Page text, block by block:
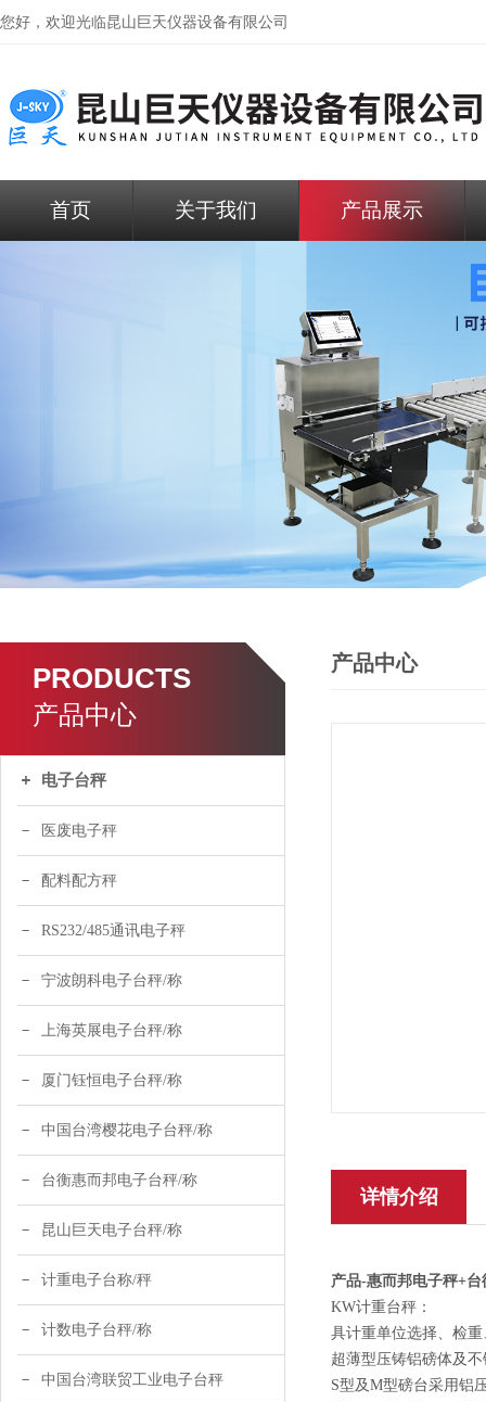
您好，欢迎光临昆山巨天仪器设备有限公司
首页 关于我们 产品展示
PRODUCTS
产品中心
电子台秤
医废电子秤
配料配方秤
RS232/485通讯电子秤
宁波朗科电子台秤/称
上海英展电子台秤/称
厦门钰恒电子台秤/称
中国台湾樱花电子台秤/称
台衡惠而邦电子台秤/称
昆山巨天电子台秤/称
计重电子台称/秤
计数电子台秤/称
中国台湾联贸工业电子台秤
产品中心
详情介绍
产品-惠而邦电子秤+
KW计重台秤 ：
具计重单位选择、检
超薄型压铸铝磅体及
S型及M型磅台采用铝